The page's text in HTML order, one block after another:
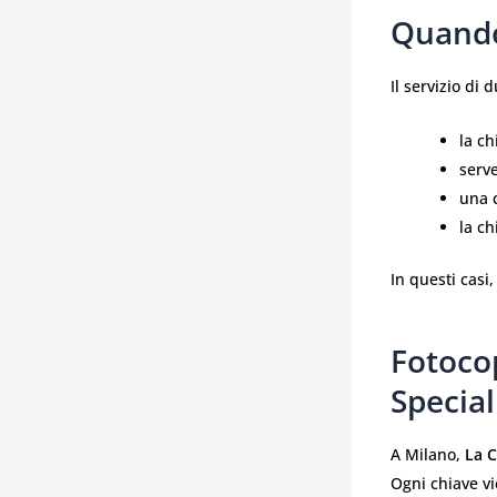
Il servizio di
la
una
la
In questi
A Milano, La
Ogni chiave